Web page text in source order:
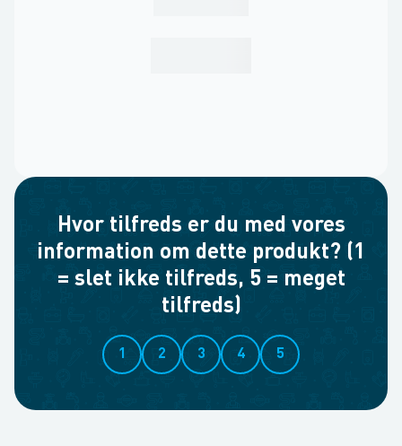
Hvor tilfreds er du med vores
information om dette produkt? (1
= slet ikke tilfreds, 5 = meget
tilfreds)
1 2 3 4 5